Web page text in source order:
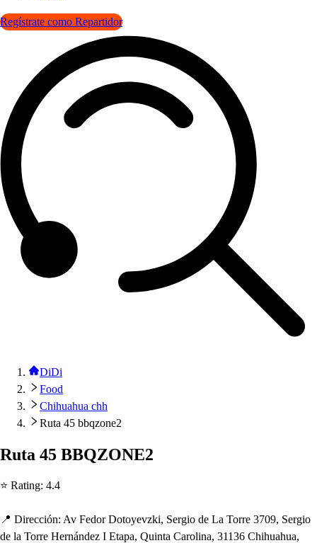
Regístrate como Repartidor
DiDi
Food
Chihuahua chh
Ruta 45 bbqzone2
Ruta 45 BBQZONE2
⭐ Rating: 4.4
📍 Dirección: Av Fedor Dotoyevzki, Sergio de La Torre 3709, Sergio
de la Torre Hernández I Etapa, Quinta Carolina, 31136 Chihuahua,